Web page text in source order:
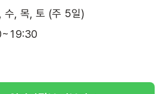
수, 목, 토 (주 5일)